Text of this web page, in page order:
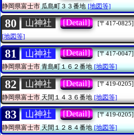
静岡県富士市瓜島町３３番地 [地図等]
80 山神社 [Detail] [〒417-0825]
[地図等]
81 山神社 [Detail]
[〒417-0047]
静岡県富士市青島町１６２番地 [地図等]
82 山神社 [Detail]
[〒419-0205]
静岡県富士市 天間１４３６番地 [地図等]
83 山神社 [Detail]
[〒419-0205]
静岡県富士市天間１２８４番地 [地図等]